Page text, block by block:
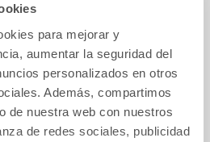
para mejorar y
aumentar la seguridad del
personalizados en otros
Además, compartimos
de nuestra web con nuestros
de redes sociales, publicidad
12,95€
Comprar